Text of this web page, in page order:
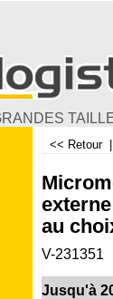
<< Retour
au
V-231351
Jusqu'à